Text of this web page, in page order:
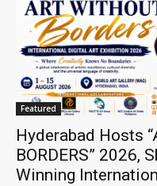
Featured
Hyderabad Hosts
BORDERS” 2026,
Winning